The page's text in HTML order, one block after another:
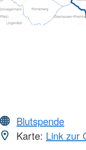
Blutspende
Karte: Link zur